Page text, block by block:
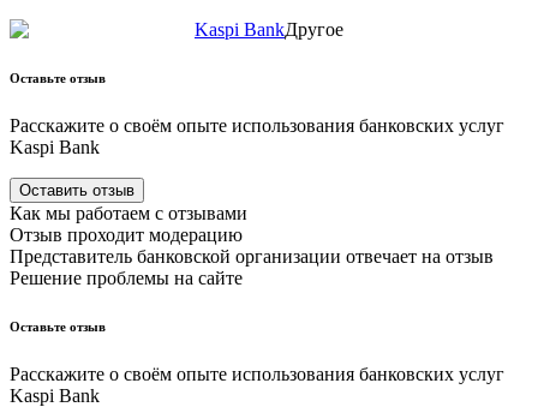
Kaspi BankДругое
Оставьте отзыв
Расскажите о своём опыте использования банковских услуг
Kaspi Bank
Оставить отзыв
Как мы работаем с отзывами
Отзыв проходит модерацию
Представитель банковской организации отвечает на отзыв
Решение проблемы на сайте
Оставьте отзыв
Расскажите о своём опыте использования банковских услуг
Kaspi Bank